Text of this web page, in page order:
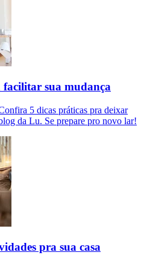
facilitar sua mudança
5 dicas práticas pra deixar
da Lu. Se prepare pro novo lar!
pra sua casa